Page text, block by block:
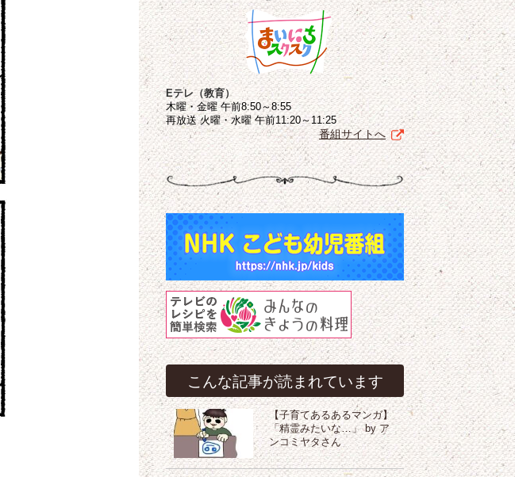
Eテレ（教育）
木曜・金曜 午前8:50～8:55
再放送 火曜・水曜 午前11:20～11:25
番組サイトへ
こんな記事が読まれています
【子育てあるあるマンガ】
「精霊みたいな…」 by ア
ンコミヤタさん